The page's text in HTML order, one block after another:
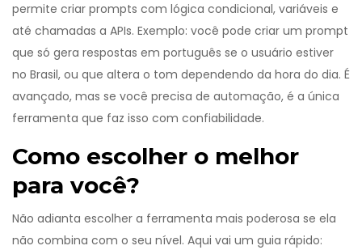
permite criar prompts com lógica condicional, variáveis e
até chamadas a APIs. Exemplo: você pode criar um prompt
que só gera respostas em português se o usuário estiver
no Brasil, ou que altera o tom dependendo da hora do dia. É
avançado, mas se você precisa de automação, é a única
ferramenta que faz isso com confiabilidade.
Como escolher o melhor
para você?
Não adianta escolher a ferramenta mais poderosa se ela
não combina com o seu nível. Aqui vai um guia rápido: